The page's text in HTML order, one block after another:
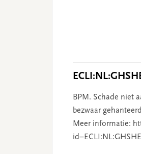
BPM. Schade niet
bezwaar
Meer informatie: